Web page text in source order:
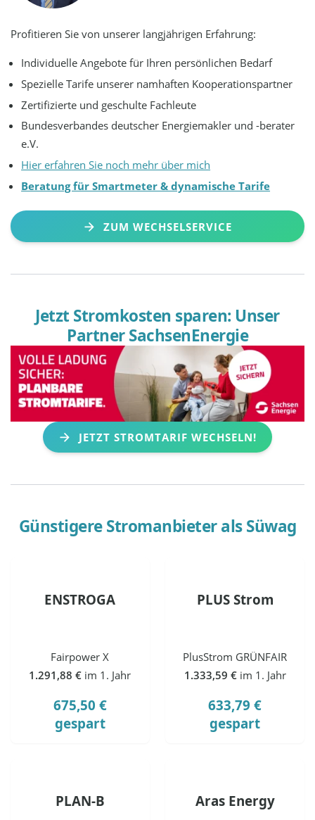
Profitieren Sie von unserer langjährigen Erfahrung:
Individuelle Angebote für Ihren persönlichen Bedarf
Spezielle Tarife unserer namhaften Kooperationspartner
Zertifizierte und geschulte Fachleute
Bundesverbandes deutscher Energiemakler und -berater
e.V.
Hier erfahren Sie noch mehr über mich
Beratung für Smartmeter & dynamische Tarife
ZUM WECHSELSERVICE
Jetzt Stromkosten sparen: Unser
Partner SachsenEnergie
JETZT STROMTARIF WECHSELN!
Günstigere Stromanbieter alsSüwag
ENSTROGA
Fairpower X
1.291,88 € im 1. Jahr
675,50 €
gespart
PLUS Strom
PlusStrom GRÜNFAIR
1.333,59 € im 1. Jahr
633,79 €
gespart
PLAN-B Aras Energy